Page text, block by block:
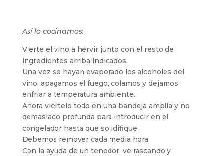
Así lo cocinamos:
Vierte el vino a hervir junto con el resto de
ingredientes arriba indicados.
Una vez se hayan evaporado los alcoholes del
vino, apagamos el fuego, colamos y dejamos
enfriar a temperatura ambiente.
Ahora viértelo todo en una bandeja amplia y no
demasiado profunda para introducir en el
congelador hasta que solidifique.
Debemos remover cada media hora.
Con la ayuda de un tenedor, ve rascando y